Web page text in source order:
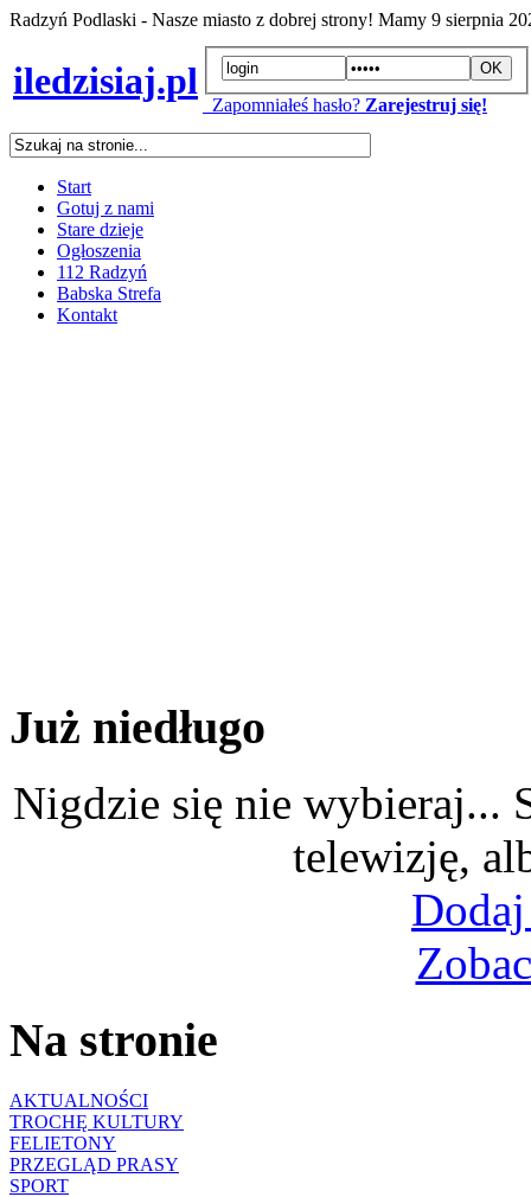
Radzyń Podlaski - Nasze miasto z dobrej strony! Mamy 9 sierpnia
iledzisiaj.pl
Zapomniałeś hasło? Zarejestruj się!
Start
Gotuj z nami
Stare dzieje
Ogłoszenia
112 Radzyń
Babska Strefa
Kontakt
Już niedługo
Nigdzie się nie wybieraj...
telewizję,
Na stronie
AKTUALNOŚCI
TROCHĘ KULTURY
FELIETONY
PRZEGLĄD PRASY
SPORT